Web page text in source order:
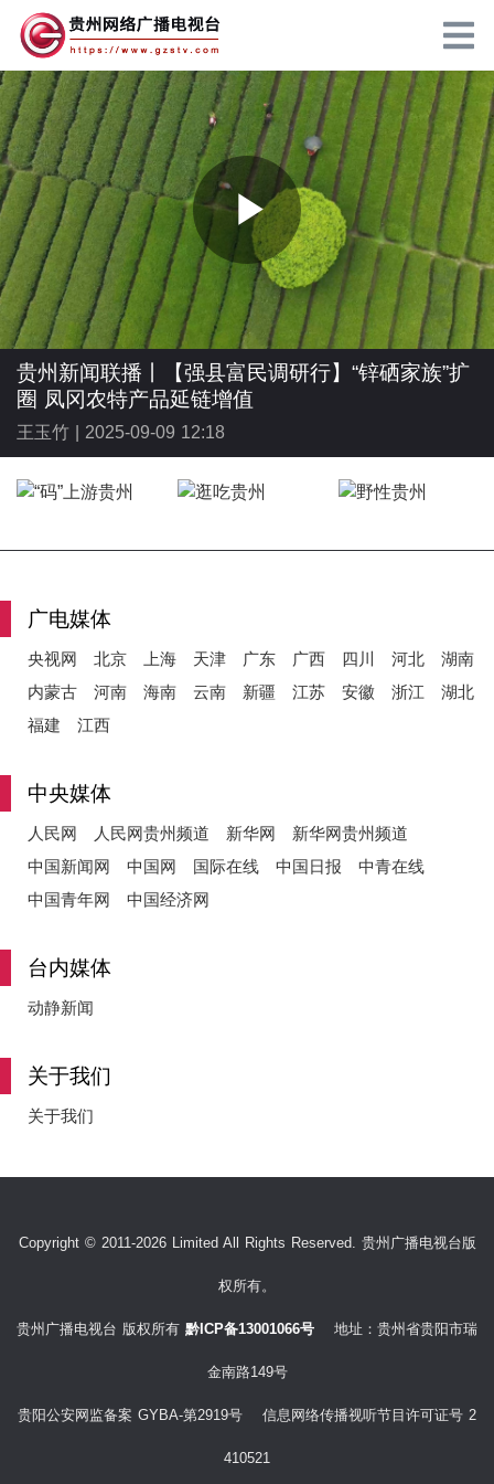
P
l
a
V
贵州新闻联播丨【强县富民调研行】“锌硒家族”扩
圈 凤冈农特产品延链增值
王玉竹 | 2025-09-09 12:18
广电媒体
央视网 北京 上海 天津 广东 广西 四川 河北
湖南
内蒙古
河南 海南 云南 新疆 江苏 安徽 浙江
湖北
福建
江西
中央媒体
人民网 人民网贵州频道 新华网
新华网贵州频道
中国新闻网
中国网 国际在线 中国日报
中青在线
中国青年网
中国经济网
台内媒体
动静新闻
关于我们
关于我们
Copyright © 2011-2026 Limited All Rights Reserved. 贵州广播电视台版
权所有。
贵州广播电视台 版权所有 黔ICP备13001066号 地址：贵州省贵阳市瑞
金南路149号
贵阳公安网监备案 GYBA-第2919号 信息网络传播视听节目许可证号 2
410521